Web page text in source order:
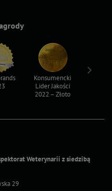
Weterynarii z siedzibą
29
Konsumencki
Lider Jakości
2022 – Złoto